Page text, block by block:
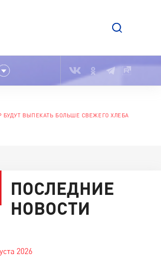
БУДУТ ВЫПЕКАТЬ БОЛЬШЕ СВЕЖЕГО ХЛЕБА
ПОСЛЕДНИЕ
НОВОСТИ
2026